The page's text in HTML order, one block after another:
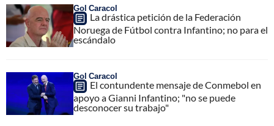
Gol Caracol
La drástica petición de la Federación
Noruega de Fútbol contra Infantino; no para el
escándalo
Gol Caracol
El contundente mensaje de Conmebol en
apoyo a Gianni Infantino; "no se puede
desconocer su trabajo"